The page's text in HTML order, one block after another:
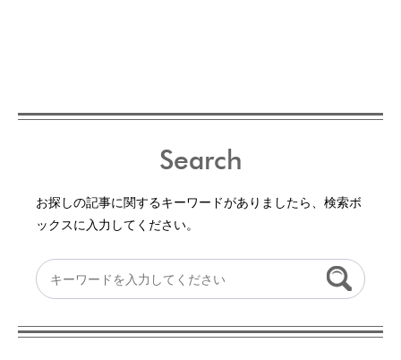
Search
お探しの記事に関するキーワードがありましたら、検索ボ
ックスに入力してください。